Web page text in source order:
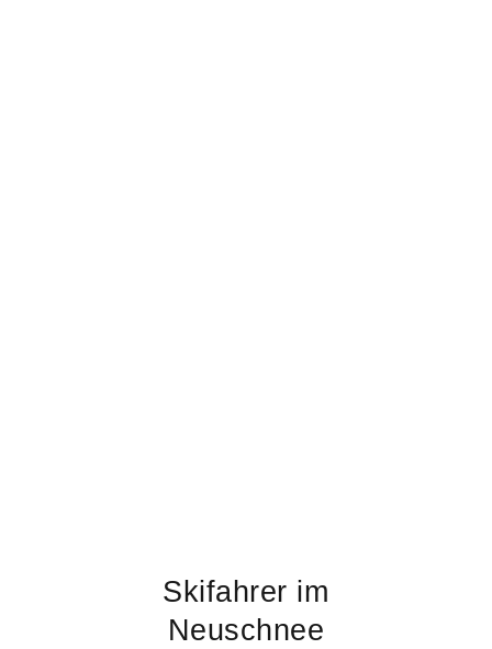
Skifahrer im
Neuschnee